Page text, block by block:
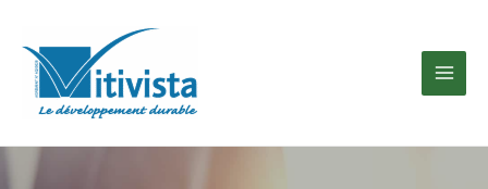
contenu